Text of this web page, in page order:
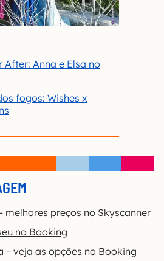
After: Anna e Elsa no
fogos: Wishes x
melhores preços no Skyscanner
no Booking
– veja as opções no Booking